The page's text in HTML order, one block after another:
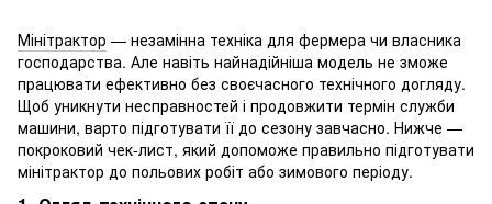
Мінітрактор — незамінна техніка для фермера чи власника
господарства. Але навіть найнадійніша модель не зможе
працювати ефективно без своєчасного технічного догляду.
Щоб уникнути несправностей і продовжити термін служби
машини, варто підготувати її до сезону завчасно. Нижче —
покроковий чек-лист, який допоможе правильно підготувати
мінітрактор до польових робіт або зимового періоду.